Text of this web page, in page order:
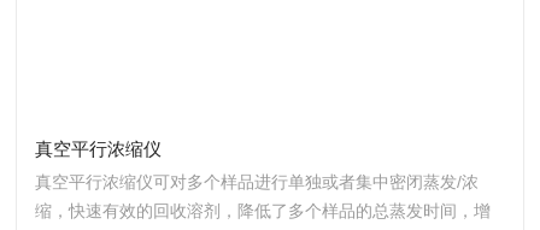
真空平行浓缩仪
真空平行浓缩仪可对多个样品进行单独或者集中密闭蒸发/浓
缩，快速有效的回收溶剂，降低了多个样品的总蒸发时间，增